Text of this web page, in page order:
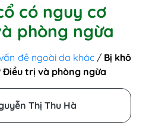
có nguy cơ
phòng ngừa
đề ngoài da khác/ Bị khô
Điều trị và phòng ngừa
Thị Thu Hà